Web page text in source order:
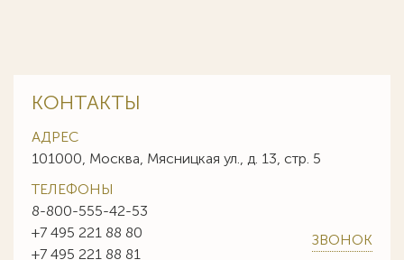
КОНТАКТЫ
АДРЕС
101000, Москва, Мясницкая ул., д. 13, стр. 5
ТЕЛЕФОНЫ
8-800-555-42-53
+7 495 221 88 80
+7 495 221 88 81
ЗВОНОК